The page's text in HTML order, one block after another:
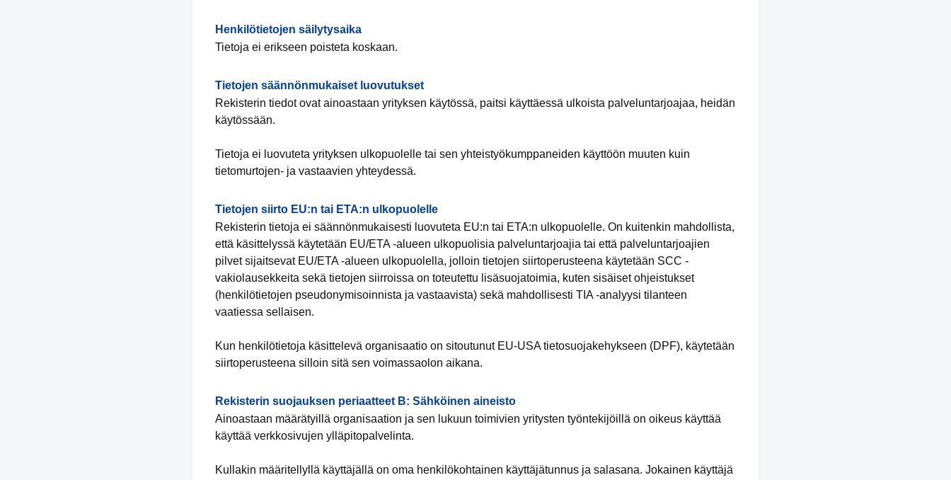
Henkilötietojen säilytysaika
Tietoja ei erikseen poisteta koskaan.
Tietojen säännönmukaiset luovutukset
Rekisterin tiedot ovat ainoastaan yrityksen käytössä, paitsi käyttäessä ulkoista palveluntarjoajaa, heidän
käytössään.
Tietoja ei luovuteta yrityksen ulkopuolelle tai sen yhteistyökumppaneiden käyttöön muuten kuin
tietomurtojen- ja vastaavien yhteydessä.
Tietojen siirto EU:n tai ETA:n ulkopuolelle
Rekisterin tietoja ei säännönmukaisesti luovuteta EU:n tai ETA:n ulkopuolelle. On kuitenkin mahdollista,
että käsittelyssä käytetään EU/ETA -alueen ulkopuolisia palveluntarjoajia tai että palveluntarjoajien
pilvet sijaitsevat EU/ETA -alueen ulkopuolella, jolloin tietojen siirtoperusteena käytetään SCC -
vakiolausekkeita sekä tietojen siirroissa on toteutettu lisäsuojatoimia, kuten sisäiset ohjeistukset
(henkilötietojen pseudonymisoinnista ja vastaavista) sekä mahdollisesti TIA -analyysi tilanteen
vaatiessa sellaisen.
Kun henkilötietoja käsittelevä organisaatio on sitoutunut EU-USA tietosuojakehykseen (DPF), käytetään
siirtoperusteena silloin sitä sen voimassaolon aikana.
Rekisterin suojauksen periaatteet B: Sähköinen aineisto
Ainoastaan määrätyillä organisaation ja sen lukuun toimivien yritysten työntekijöillä on oikeus käyttää
käyttää verkkosivujen ylläpitopalvelinta.
Kullakin määritellyllä käyttäjällä on oma henkilökohtainen käyttäjätunnus ja salasana. Jokainen käyttäjä